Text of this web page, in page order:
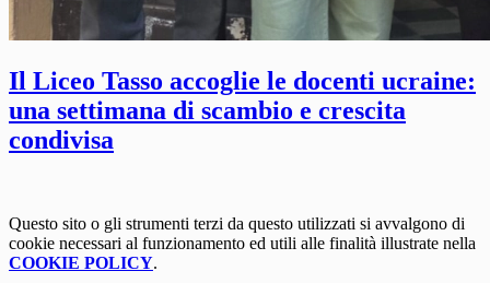
Il Liceo Tasso accoglie le docenti ucraine:
una settimana di scambio e crescita
condivisa
Questo sito o gli strumenti terzi da questo utilizzati si avvalgono di
cookie necessari al funzionamento ed utili alle finalità illustrate nella
COOKIE POLICY.